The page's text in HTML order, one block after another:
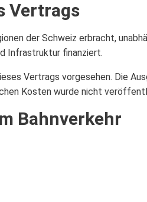
Vertrags
der Schweiz erbracht,
Infrastruktur finanziert.
Vertrags vorgesehen. Die
Kosten wurde nicht
Bahnverkehr